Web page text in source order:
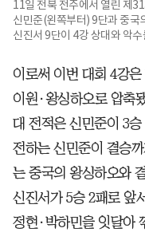
11일 전북 전주에서 열린 제
신민준(왼쪽부터) 9단과 중국
신진서 9단이 4강 상대와 악
이로써 이번 대회 4강
이원·왕싱하오로 압축
대 전적은 신민준이 3
전하는 신민준이 결승
는 중국의 왕싱하오와
신진서가 5승 2패로 앞
정현·박하민을 잇달아